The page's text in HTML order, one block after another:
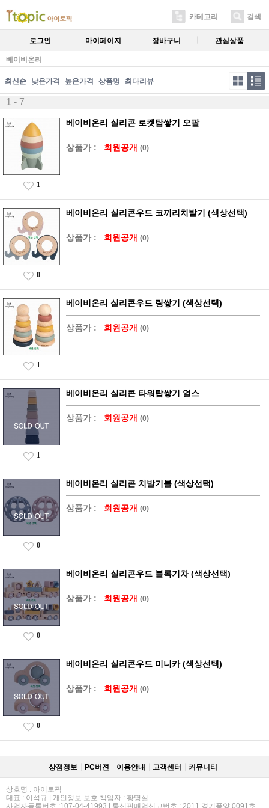
카테고리 검색
로그인 마이페이지 장바구니 관심상품
베이비온리
최신순 낮은가격 높은가격 상품명 최다리뷰
1 - 7
베이비온리 실리콘 로켓탑쌓기 오팔
상품가 : 회원공개 (0)
1
베이비온리 실리콘우드 코끼리치발기 (색상선택)
상품가 : 회원공개 (0)
0
베이비온리 실리콘우드 링쌓기 (색상선택)
상품가 : 회원공개 (0)
1
베이비온리 실리콘 타워탑쌓기 얼스
상품가 : 회원공개 (0)
1
베이비온리 실리콘 치발기볼 (색상선택)
상품가 : 회원공개 (0)
0
베이비온리 실리콘우드 블록기차 (색상선택)
상품가 : 회원공개 (0)
0
베이비온리 실리콘우드 미니카 (색상선택)
상품가 : 회원공개 (0)
0
상점정보 PC버젼 이용안내 고객센터 커뮤니티
상호명 : 아이토픽
대표 : 이석규 | 개인정보 보호 책임자 : 황명실
사업자등록번호 :107-04-41993 | 통신판매업신고번호 : 2011 경기풍양 0091호